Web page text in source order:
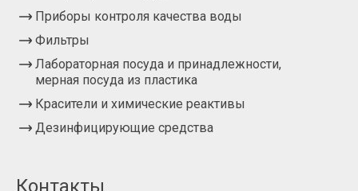
Приборы контроля качества воды
Фильтры
Лабораторная посуда и принадлежности,
мерная посуда из пластика
Красители и химические реактивы
Дезинфицирующие средства
Контакты